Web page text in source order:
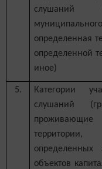
слушаний
определенная
определенной
иное)
5.
Категории
слушаний
территории,
определенных
объектов